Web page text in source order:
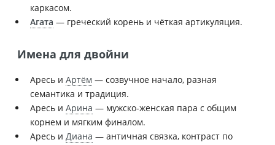
каркасом.
Агата — греческий корень и чёткая артикуляция.
Имена для двойни
Аресь и Артём — созвучное начало, разная
семантика и традиция.
Аресь и Арина — мужско-женская пара с общим
корнем и мягким финалом.
Аресь и Диана — античная связка, контраст по